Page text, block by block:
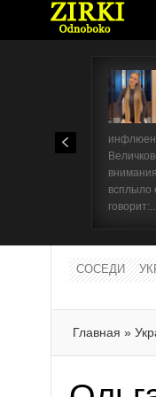
всплыло
говорит:...
СОСЕДИ
Главная »